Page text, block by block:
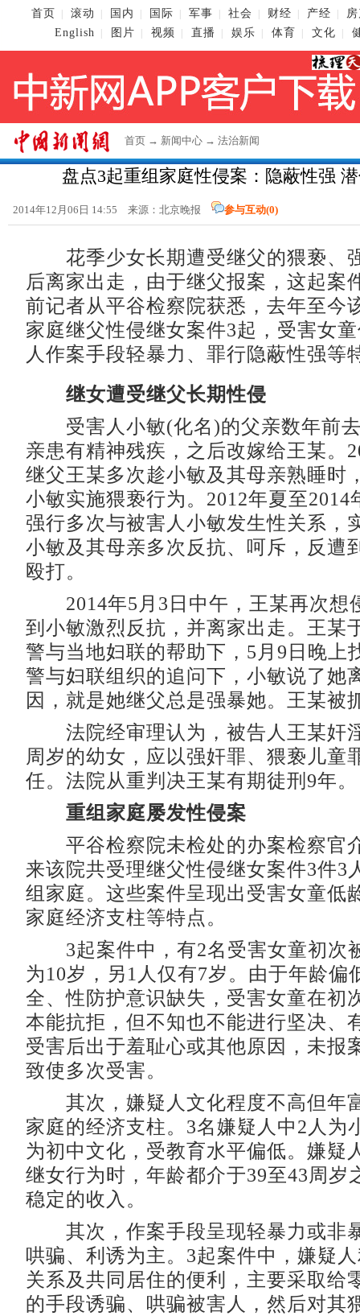
首页 滚动 国内 国际 军事 社会 财经 产经
English
图片 视频 直播 娱乐 体育 文化
首页 → 新闻中心 → 法治新闻
盘点3起重组家庭性侵案：隐蔽性强
2014年12月06日 14:55 来源：北京晚报 参与互动(0)
花季少女长期遭受继父的猥亵、
后离家出走，由于继父报案，这起案
前记者从平谷检察院获悉，去年至今
家庭继父性侵继女案件3起，受害女
人作案手段轻暴力、罪行隐蔽性强等
继女遭受继父长期性侵
受害人小敏(化名)的父亲数年前去
亲患有精神残疾，之后改嫁给王某。
继父王某多次趁小敏及其母亲熟睡时
小敏实施猥亵行为。2012年夏至2014
强行多次与被害人小敏发生性关系，
小敏及其母亲多次反抗、呵斥，反遭
殴打。
2014年5月3日中午，王某再次想
到小敏激烈反抗，并离家出走。王某
警与当地妇联的帮助下，5月9日晚上
警与妇联组织的追问下，小敏说了她
因，就是她继父总是强暴她。王某被
法院经审理认为，被告人王某奸
周岁的幼女，应以强奸罪、猥亵儿童
任。法院从重判决王某有期徒刑9年。
重组家庭屡发性侵案
平谷检察院未检处的办案检察官
来该院共受理继父性侵继女案件3件3
组家庭。这些案件呈现出受害女童低
家庭经济支柱等特点。
3起案件中，有2名受害女童初次
为10岁，另1人仅有7岁。由于年龄偏
全、性防护意识缺失，受害女童在初
本能抗拒，但不知也不能进行坚决、
受害后出于羞耻心或其他原因，未报
致使多次受害。
其次，嫌疑人文化程度不高但年
家庭的经济支柱。3名嫌疑人中2人为
为初中文化，受教育水平偏低。嫌疑
继女行为时，年龄都介于39至43周岁
稳定的收入。
其次，作案手段呈现轻暴力或非
哄骗、利诱为主。3起案件中，嫌疑
关系及共同居住的便利，主要采取给
的手段诱骗、哄骗被害人，然后对其